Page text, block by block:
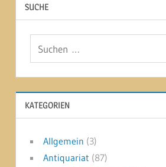
SUCHE
KATEGORIEN
Allgemein (3)
Antiquariat (87)